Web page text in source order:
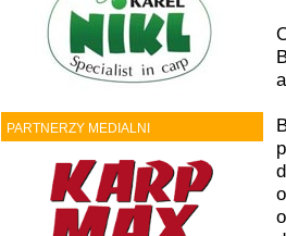
PARTNERZY MEDIALNI